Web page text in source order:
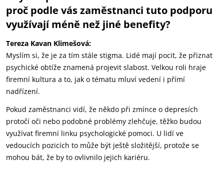
proč podle vás zaměstnanci tuto podporu
využívají méně než jiné benefity?
Tereza Kavan Klimešová:
Myslím si, že je za tím stále stigma. Lidé mají pocit, že přiznat
psychické obtíže znamená projevit slabost. Velkou roli hraje
firemní kultura a to, jak o tématu mluví vedení i přímí
nadřízení.
Pokud zaměstnanci vidí, že někdo při zmínce o depresích
protočí oči nebo podobné problémy zlehčuje, těžko budou
využívat firemní linku psychologické pomoci. U lidí ve
vedoucích pozicích to může být ještě složitější, protože se
mohou bát, že by to ovlivnilo jejich kariéru.